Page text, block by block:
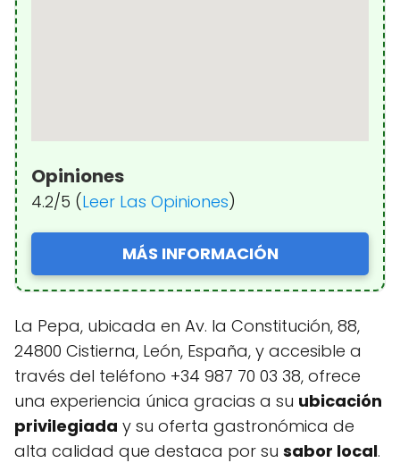
Opiniones
4.2/5 (Leer Las Opiniones)
MÁS INFORMACIÓN
La Pepa, ubicada en Av. la Constitución, 88,
24800 Cistierna, León, España, y accesible a
través del teléfono +34 987 70 03 38, ofrece
una experiencia única gracias a su ubicación
privilegiada y su oferta gastronómica de
alta calidad que destaca por su sabor local.